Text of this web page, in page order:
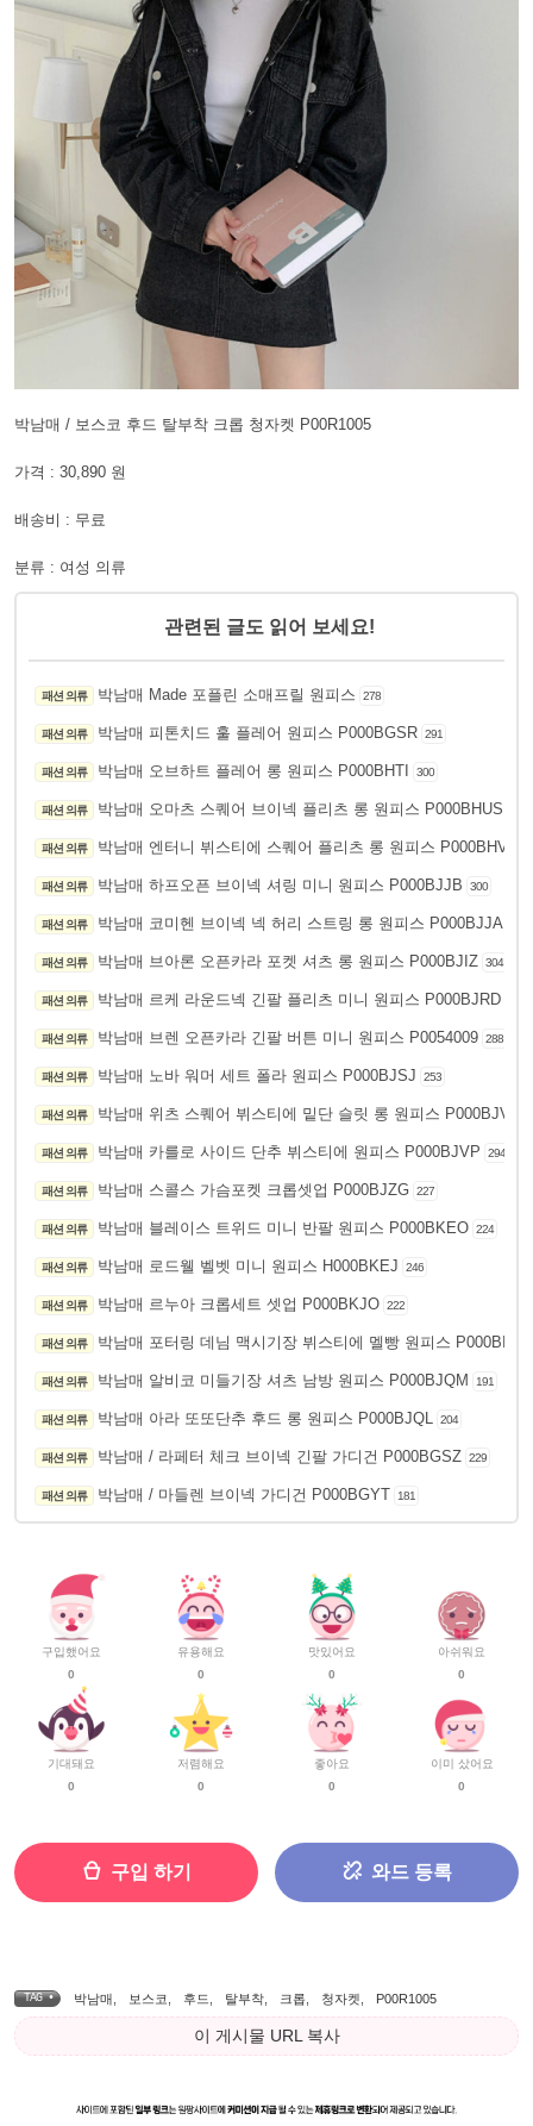
박남매 / 보스코 후드 탈부착 크롭 청자켓 P00R1005
가격 : 30,890 원
배송비 : 무료
분류 : 여성 의류
관련된 글도 읽어 보세요!
패션 의류 박남매 Made 포플린 소매프릴 원피스 278
패션 의류 박남매 피톤치드 훌 플레어 원피스 P000BGSR 291
패션 의류 박남매 오브하트 플레어 롱 원피스 P000BHTI 300
패션 의류 박남매 오마츠 스퀘어 브이넥 플리츠 롱 원피스 P000BHUS
패션 의류 박남매 엔터니 뷔스티에 스퀘어 플리츠 롱 원피스 P000BHVG
패션 의류 박남매 하프오픈 브이넥 셔링 미니 원피스 P000BJJB 300
패션 의류 박남매 코미헨 브이넥 넥 허리 스트링 롱 원피스 P000BJJA
패션 의류 박남매 브아론 오픈카라 포켓 셔츠 롱 원피스 P000BJIZ 304
패션 의류 박남매 르케 라운드넥 긴팔 플리츠 미니 원피스 P000BJRD
패션 의류 박남매 브렌 오픈카라 긴팔 버튼 미니 원피스 P0054009 288
패션 의류 박남매 노바 워머 세트 폴라 원피스 P000BJSJ 253
패션 의류 박남매 위츠 스퀘어 뷔스티에 밑단 슬릿 롱 원피스 P000BJVQ
패션 의류 박남매 카를로 사이드 단추 뷔스티에 원피스 P000BJVP 294
패션 의류 박남매 스콜스 가슴포켓 크롭셋업 P000BJZG 227
패션 의류 박남매 블레이스 트위드 미니 반팔 원피스 P000BKEO 224
패션 의류 박남매 로드웰 벨벳 미니 원피스 H000BKEJ 246
패션 의류 박남매 르누아 크롭세트 셋업 P000BKJO 222
패션 의류 박남매 포터링 데님 맥시기장 뷔스티에 멜빵 원피스 P000BIVD
패션 의류 박남매 알비코 미들기장 셔츠 남방 원피스 P000BJQM 191
패션 의류 박남매 아라 또또단추 후드 롱 원피스 P000BJQL 204
패션 의류 박남매 / 라페터 체크 브이넥 긴팔 가디건 P000BGSZ 229
패션 의류 박남매 / 마들렌 브이넥 가디건 P000BGYT 181
구입했어요
0
기대돼요
0
유용해요
0
저렴해요
0
맛있어요
0
좋아요
0
아쉬워요
0
이미 샀어요
0
구입 하기 와드 등록
TAG • 박남매 보스코 후드 탈부착 크롭 청자켓 P00R1005
이 게시물 URL 복사